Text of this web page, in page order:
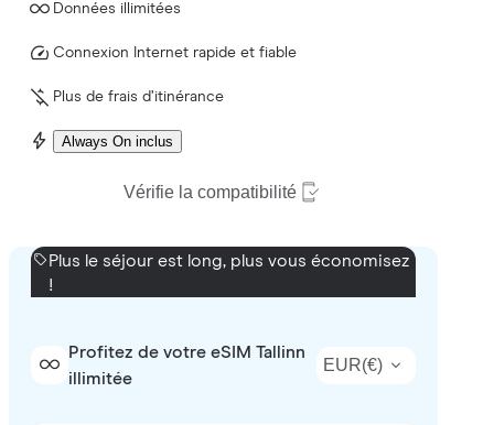
Données illimitées
Connexion Internet rapide et fiable
Plus de frais d’itinérance
Always On inclus
Vérifie la compatibilité
Plus le séjour est long, plus vous économisez
!
Profitez de votre eSIM Tallinn
illimitée
EUR(€)